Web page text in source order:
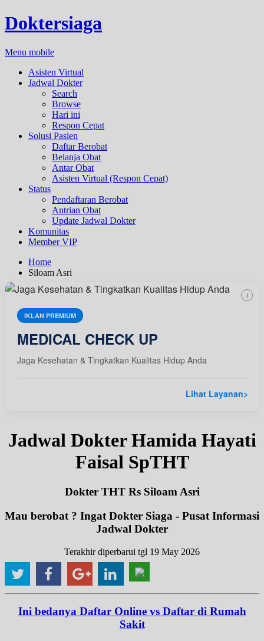
Doktersiaga
Menu mobile
Asisten Virtual
Jadwal Dokter
Search
Browse
Hari ini
Respon Cepat
Solusi Pasien
Daftar Berobat
Belanja Obat
Antar Obat
Asisten Virtual (Respon Cepat)
Status
Pendaftaran Berobat
Antrian Obat
Update Jadwal Dokter
Komunitas
Member VIP
Home
Siloam Asri
IKLAN PREMIUM
MEDICAL CHECK UP
Jaga Kesehatan & Tingkatkan Kualitas Hidup Anda
Lihat Layanan>
i
Jadwal Dokter Hamida Hayati
Faisal SpTHT
Dokter THT Rs Siloam Asri
Mau berobat ? Ingat Dokter Siaga - Pusat Informasi
Jadwal Dokter
Terakhir diperbarui tgl 19 May 2026
Ini bedanya Daftar Online vs Daftar di Rumah
Sakit